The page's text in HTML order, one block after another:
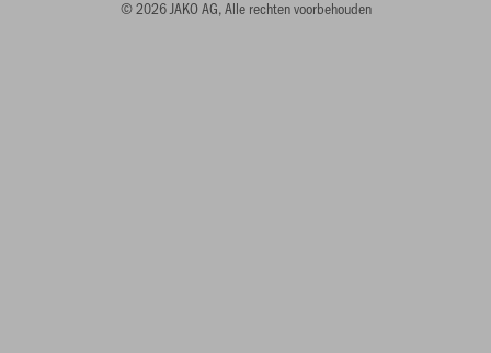
© 2026 JAKO AG, Alle rechten voorbehouden